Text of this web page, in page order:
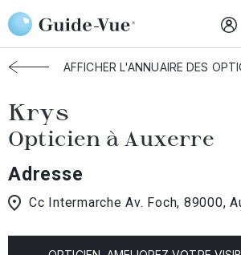
Aller au contenu principal
Accueil Choisir mon opticien
AFFICHER L'ANNUAIRE DES
Krys
Opticien à Auxerre
Adresse
Cc Intermarche Av. Foch, 89000,